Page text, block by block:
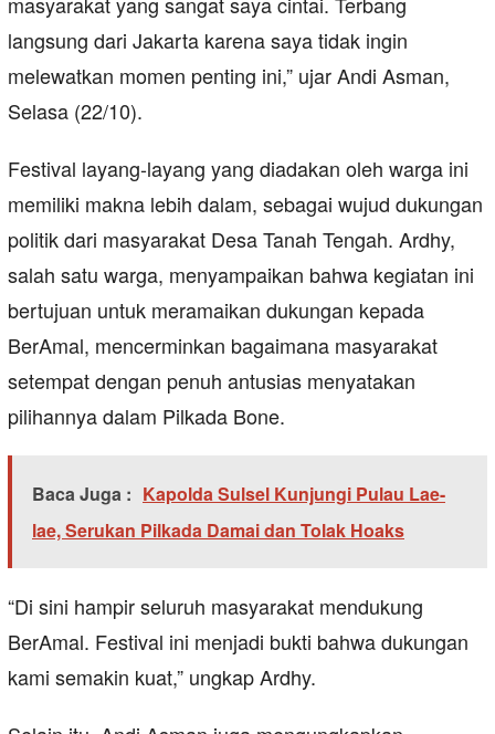
langsung dari Jakarta karena saya tidak ingin
melewatkan momen penting ini,” ujar Andi Asman,
Selasa (22/10).
Festival layang-layang yang diadakan oleh warga ini
memiliki makna lebih dalam, sebagai wujud dukungan
politik dari masyarakat Desa Tanah Tengah. Ardhy,
salah satu warga, menyampaikan bahwa kegiatan ini
bertujuan untuk meramaikan dukungan kepada
BerAmal, mencerminkan bagaimana masyarakat
setempat dengan penuh antusias menyatakan
pilihannya dalam Pilkada Bone.
Baca Juga : Kapolda Sulsel Kunjungi Pulau Lae-
lae, Serukan Pilkada Damai dan Tolak Hoaks
“Di sini hampir seluruh masyarakat mendukung
BerAmal. Festival ini menjadi bukti bahwa dukungan
kami semakin kuat,” ungkap Ardhy.